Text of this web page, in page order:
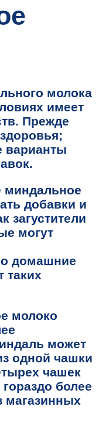
молока
имеет
Прежде
варианты
миндальное
добавки и
загустители
могут
домашние
таких
молоко
может
одной чашки
чашек
более
магазинных